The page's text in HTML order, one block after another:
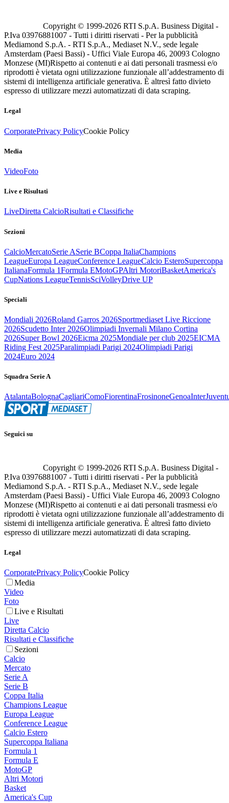
Copyright © 1999-2026 RTI S.p.A. Business Digital -
P.Iva 03976881007 - Tutti i diritti riservati - Per la pubblicità
Mediamond S.p.A. - RTI S.p.A., Mediaset N.V., sede legale
Amsterdam (Paesi Bassi) - Uffici Viale Europa 46, 20093 Cologno
Monzese (MI)Rispetto ai contenuti e ai dati personali trasmessi e/o
riprodotti è vietata ogni utilizzazione funzionale all’addestramento di
sistemi di intelligenza artificiale generativa. È altresì fatto divieto
espresso di utilizzare mezzi automatizzati di data scraping.
Legal
CorporatePrivacy PolicyCookie Policy
Media
VideoFoto
Live e Risultati
LiveDiretta CalcioRisultati e Classifiche
Sezioni
CalcioMercatoSerie ASerie BCoppa ItaliaChampions
LeagueEuropa LeagueConference LeagueCalcio EsteroSupercoppa
ItalianaFormula 1Formula EMotoGPAltri MotoriBasketAmerica's
CupNations LeagueTennisSciVolleyDrive UP
Speciali
Mondiali 2026Roland Garros 2026Sportmediaset Live Riccione
2026Scudetto Inter 2026Olimpiadi Invernali Milano Cortina
2026Super Bowl 2026Eicma 2025Mondiale per club 2025EICMA
Riding Fest 2025Paralimpiadi Parigi 2024Olimpiadi Parigi
2024Euro 2024
Squadra Serie A
AtalantaBolognaCagliariComoFiorentinaFrosinoneGenoaInter
Seguici su
Copyright © 1999-2026 RTI S.p.A. Business Digital -
P.Iva 03976881007 - Tutti i diritti riservati - Per la pubblicità
Mediamond S.p.A. - RTI S.p.A., Mediaset N.V., sede legale
Amsterdam (Paesi Bassi) - Uffici Viale Europa 46, 20093 Cologno
Monzese (MI)Rispetto ai contenuti e ai dati personali trasmessi e/o
riprodotti è vietata ogni utilizzazione funzionale all’addestramento di
sistemi di intelligenza artificiale generativa. È altresì fatto divieto
espresso di utilizzare mezzi automatizzati di data scraping.
Legal
CorporatePrivacy PolicyCookie Policy
Media
Video
Foto
Live e Risultati
Live
Diretta Calcio
Risultati e Classifiche
Sezioni
Calcio
Mercato
Serie A
Serie B
Coppa Italia
Champions League
Europa League
Conference League
Calcio Estero
Supercoppa Italiana
Formula 1
Formula E
MotoGP
Altri Motori
Basket
America's Cup